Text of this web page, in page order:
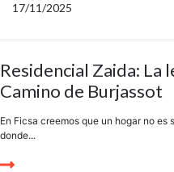
17/11/2025
Residencial Zaida: La
Camino de Burjassot
En Ficsa creemos que un hogar no
donde...